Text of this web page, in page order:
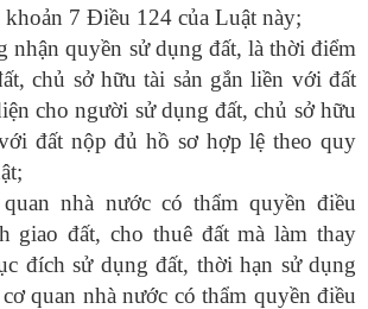
7 Điều 124 của Luật này;
nhận quyền sử dụng đất, là thời điểm
chủ sở hữu tài sản gắn liền với đất
cho người sử dụng đất, chủ sở hữu
đất nộp đủ hồ sơ hợp lệ theo quy
nhà nước có thẩm quyền điều
giao đất, cho thuê đất mà làm thay
đích sử dụng đất, thời hạn sử dụng
quan nhà nước có thẩm quyền điều